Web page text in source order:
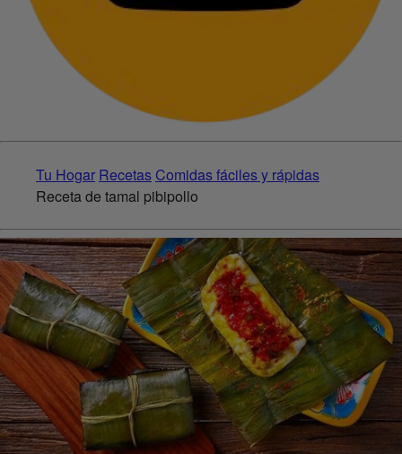
Tu Hogar Recetas Comidas fáciles y rápidas
Receta de tamal pibipollo